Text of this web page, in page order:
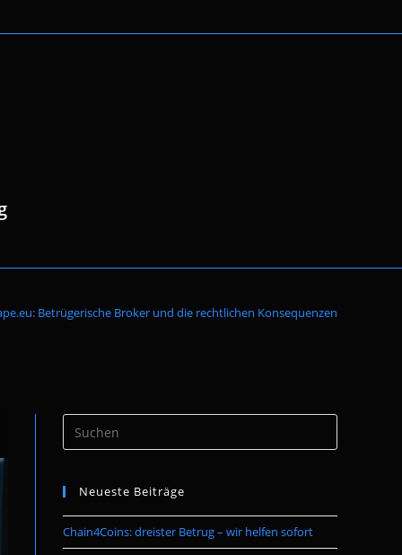
umschalten
Betrügerische Broker und die rechtlichen Konsequenzen
Escape
the
Neueste Beiträge
Chain4Coins: dreister Betrug – wir helfen sofort